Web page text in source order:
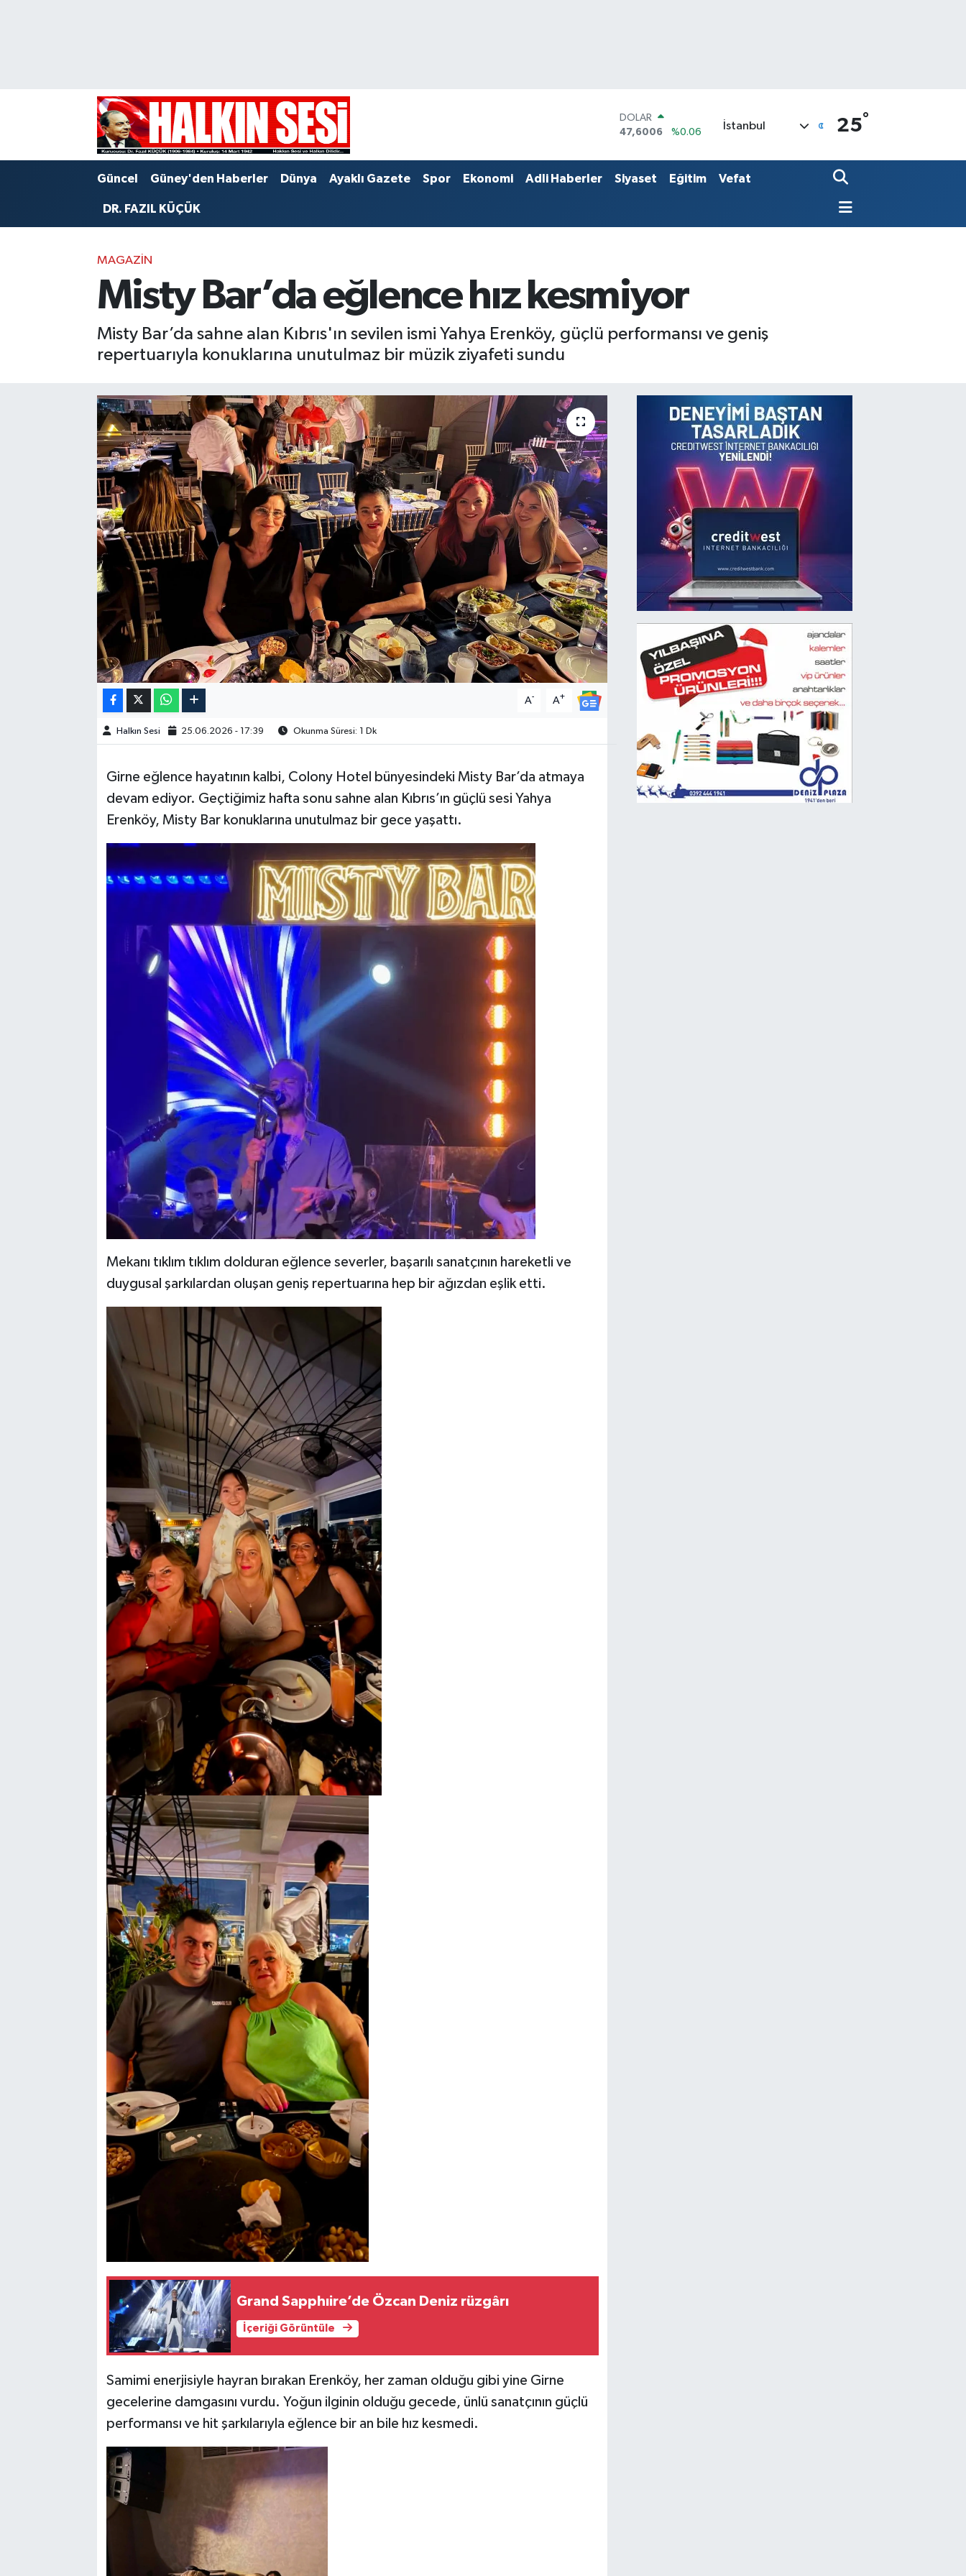
DOLAR
47,6006
%0.06
55,0250
%0.02
STERLİN
İstanbul 25°
Güncel Güney'den Haberler Dünya Ayaklı Gazete Spor Ekonomi Adli Haberler Siyaset Eğitim Vefat
DR. FAZIL KÜÇÜK
MAGAZIN
Misty Bar’da eğlence hız kesmiyor
Misty Bar’da sahne alan Kıbrıs'ın sevilen ismi Yahya Erenköy, güçlü performansı ve geniş
repertuarıyla konuklarına unutulmaz bir müzik ziyafeti sundu
A- A+
Halkın Sesi 25.06.2026 - 17:39 Okunma Süresi: 1 Dk
Girne eğlence hayatının kalbi, Colony Hotel bünyesindeki Misty Bar’da atmaya
devam ediyor. Geçtiğimiz hafta sonu sahne alan Kıbrıs’ın güçlü sesi Yahya
Erenköy, Misty Bar konuklarına unutulmaz bir gece yaşattı.
Mekanı tıklım tıklım dolduran eğlence severler, başarılı sanatçının hareketli ve
duygusal şarkılardan oluşan geniş repertuarına hep bir ağızdan eşlik etti.
Grand Sapphıire’de Özcan Deniz rüzgârı
İçeriği Görüntüle
Samimi enerjisiyle hayran bırakan Erenköy, her zaman olduğu gibi yine Girne
gecelerine damgasını vurdu. Yoğun ilginin olduğu gecede, ünlü sanatçının güçlü
performansı ve hit şarkılarıyla eğlence bir an bile hız kesmedi.
Trafik Durumu
Puan Durumu ve Fikstür